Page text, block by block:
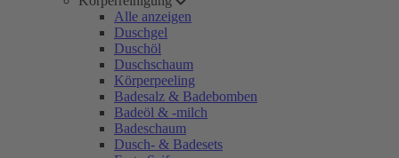
Alle anzeigen
Duschgel
Duschöl
Duschschaum
Körperpeeling
Badesalz & Badebomben
Badeöl & -milch
Badeschaum
Dusch- & Badesets